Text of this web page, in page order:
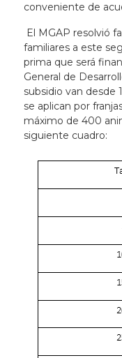
conveniente de
El MGAP resolvió
familiares a este
prima que será
General de
subsidio van desde
se aplican por
máximo de 400
siguiente cuadro: